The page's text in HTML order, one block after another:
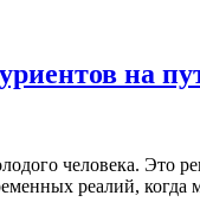
на
человека. Это
реалий,